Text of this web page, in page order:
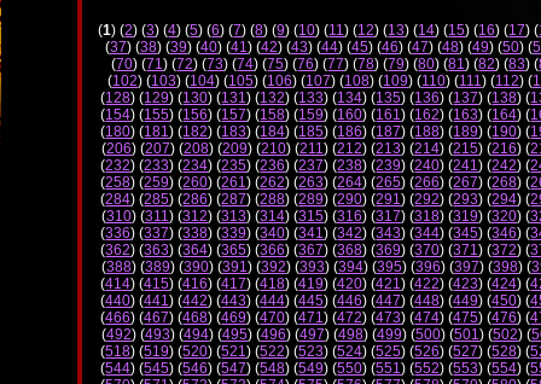
(1) (2) (3) (4) (5) (6) (7) (8) (9) (10) (11) (12) (13) (14) (15) (16) (17) (
(37) (38) (39) (40) (41) (42) (43) (44) (45) (46) (47) (48) (49) (50) (
(70) (71) (72) (73) (74) (75) (76) (77) (78) (79) (80) (81) (82) (83) (
(102) (103) (104) (105) (106) (107) (108) (109) (110) (111) (112) (
(128) (129) (130) (131) (132) (133) (134) (135) (136) (137) (138) (
(154) (155) (156) (157) (158) (159) (160) (161) (162) (163) (164) (
(180) (181) (182) (183) (184) (185) (186) (187) (188) (189) (190) (
(206) (207) (208) (209) (210) (211) (212) (213) (214) (215) (216) (
(232) (233) (234) (235) (236) (237) (238) (239) (240) (241) (242) (
(258) (259) (260) (261) (262) (263) (264) (265) (266) (267) (268) (
(284) (285) (286) (287) (288) (289) (290) (291) (292) (293) (294) (
(310) (311) (312) (313) (314) (315) (316) (317) (318) (319) (320) (
(336) (337) (338) (339) (340) (341) (342) (343) (344) (345) (346) (
(362) (363) (364) (365) (366) (367) (368) (369) (370) (371) (372) (
(388) (389) (390) (391) (392) (393) (394) (395) (396) (397) (398) (
(414) (415) (416) (417) (418) (419) (420) (421) (422) (423) (424) (
(440) (441) (442) (443) (444) (445) (446) (447) (448) (449) (450) (
(466) (467) (468) (469) (470) (471) (472) (473) (474) (475) (476) (
(492) (493) (494) (495) (496) (497) (498) (499) (500) (501) (502) (
(518) (519) (520) (521) (522) (523) (524) (525) (526) (527) (528) (
(544) (545) (546) (547) (548) (549) (550) (551) (552) (553) (554) (